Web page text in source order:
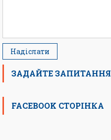
ЗАДАЙТЕ ЗАПИТАННЯ
FACEBOOK СТОРІНКА